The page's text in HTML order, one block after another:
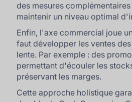
des mesures
maintenir un niveau optimal
Enfin, l'axe commercial joue
faut développer les ventes
lente. Par exemple : des
permettant d'écouler les
préservant les marges.
Cette approche holistique